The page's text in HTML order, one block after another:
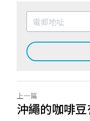
上一篇
沖繩的咖啡